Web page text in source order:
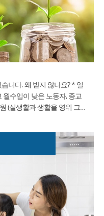
니다. 왜 받지 않나요? * 일
수입이 낮은 노동자, 종교
(실생활과 생활을 영위 그
의 ...